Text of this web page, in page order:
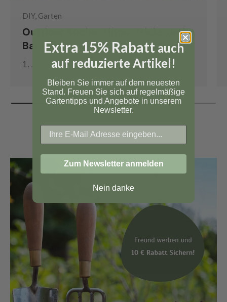
DIY, Garten
Outdoor Küche: Tipps, Tricks und
Bauanleitung für Ihre Freiluftküche
1. Juli 2026
Extra 15% Rabattauch
auf reduzierte Artikel!
Bleiben Sie immer auf dem neuesten
Stand. Freuen Sie sich auf regelmäßige
Gartentipps und Angebote in unserem
Newsletter.
Zum Newsletter anmelden
Nein danke